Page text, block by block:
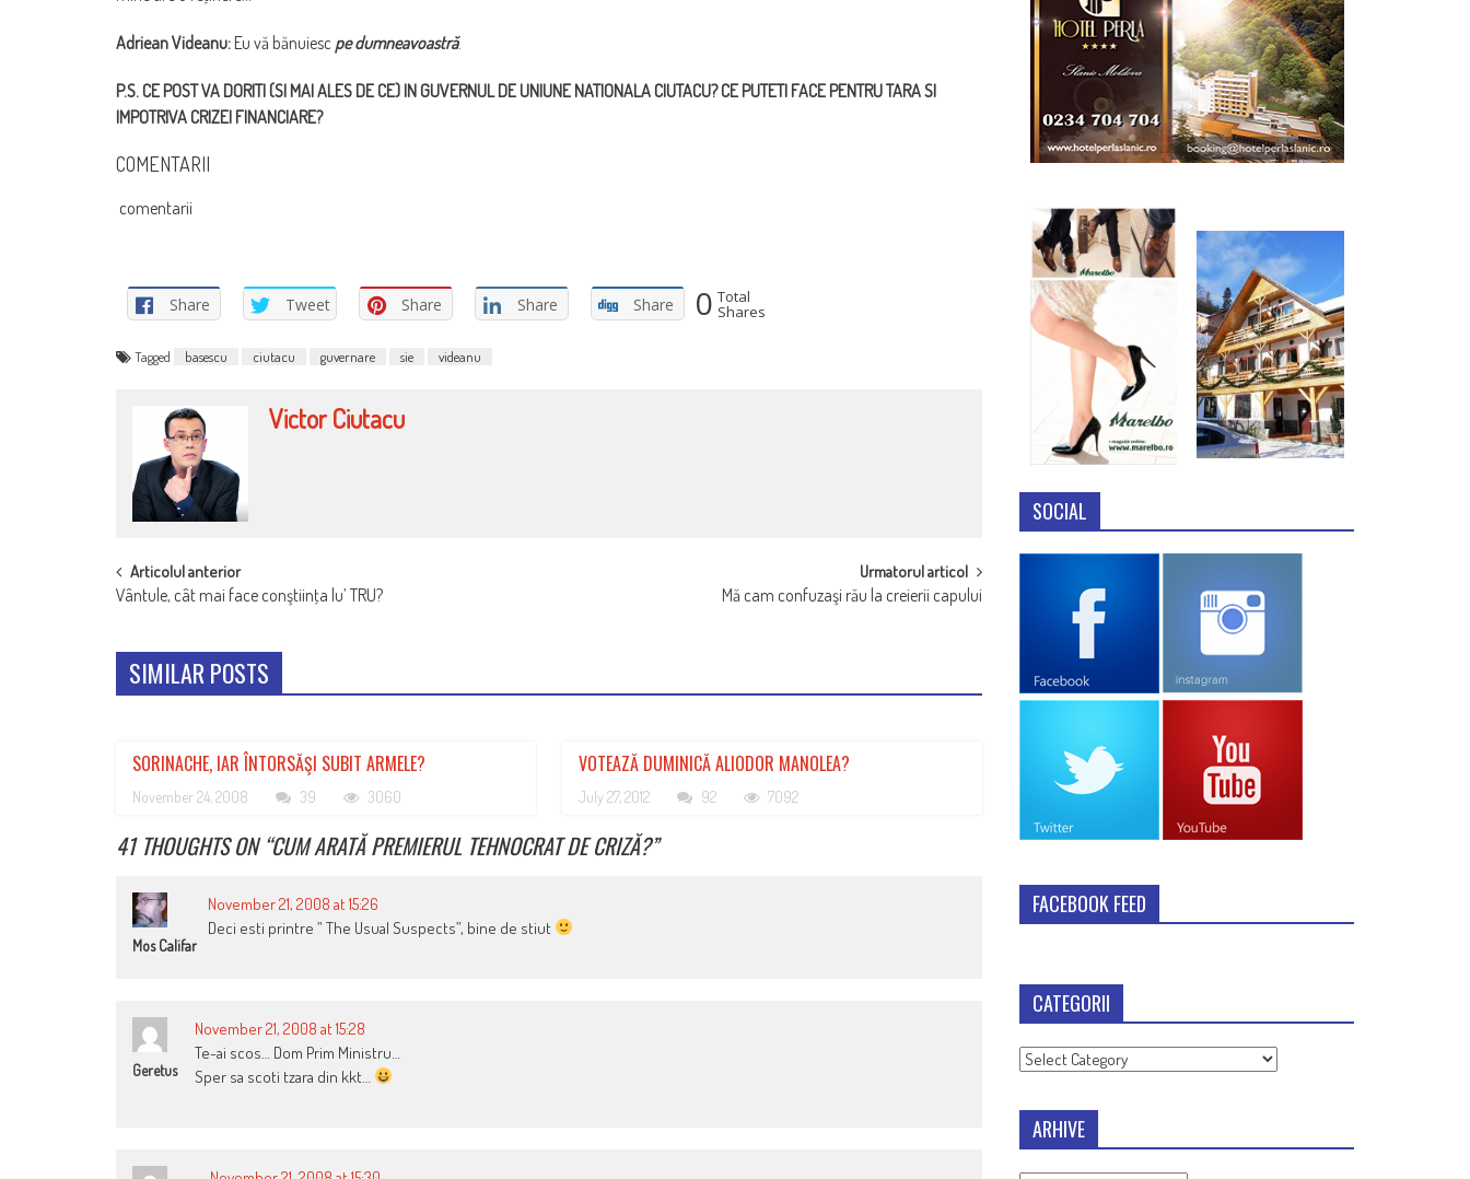
Adriean Videanu: Eu vă bănuiesc pe dumneavoastră.
P.S. CE POST VA DORITI (SI MAI ALES DE CE) IN GUVERNUL DE UNIUNE NATIONALA CIUTACU? CE PUTETI FACE PENTRU TARA SI
IMPOTRIVA CRIZEI FINANCIARE?
COMENTARII
comentarii
Share Tweet Share Share Share 0 Total
Shares
Tagged basescu ciutacu guvernare sie videanu
Victor Ciutacu
POST
NAVIGATION
Articolul anterior
Vântule, cât mai face conştiinţa lu’ TRU?
Urmatorul articol
Mă cam confuzaşi rău la creierii capului
SIMILAR POSTS
SORINACHE, IAR ÎNTORSĂŞI SUBIT ARMELE?
November 24, 2008 39 3060
VOTEAZĂ DUMINICĂ ALIODOR MANOLEA?
July 27, 2012 92 7092
41 THOUGHTS ON “CUM ARATĂ PREMIERUL TEHNOCRAT DE CRIZĂ?”
Mos Califar
November 21, 2008 at 15:26
Deci esti printre ” The Usual Suspects”, bine de stiut
Geretus
November 21, 2008 at 15:28
Te-ai scos… Dom Prim Ministru…
Sper sa scoti tzara din kkt…
SOCIAL
FACEBOOK FEED
CATEGORII
Categorii
ARHIVE